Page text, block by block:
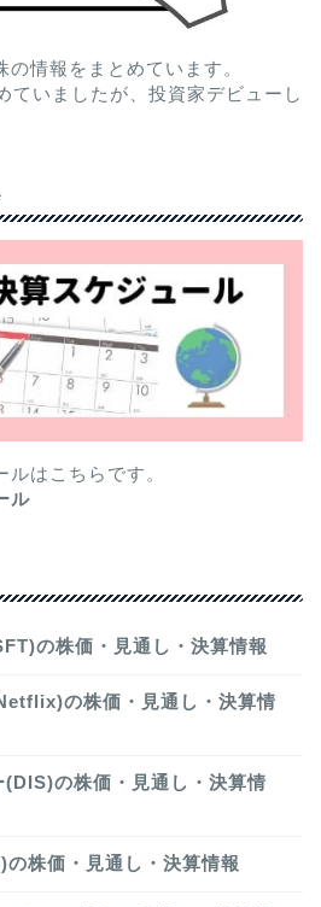
情報をまとめています。
ていましたが、投資家デビューし
はこちらです。
ル
の株価・見通し・決算情報
の株価・見通し・決算情
(DIS)の株価・見通し・決算情
株価・見通し・決算情報